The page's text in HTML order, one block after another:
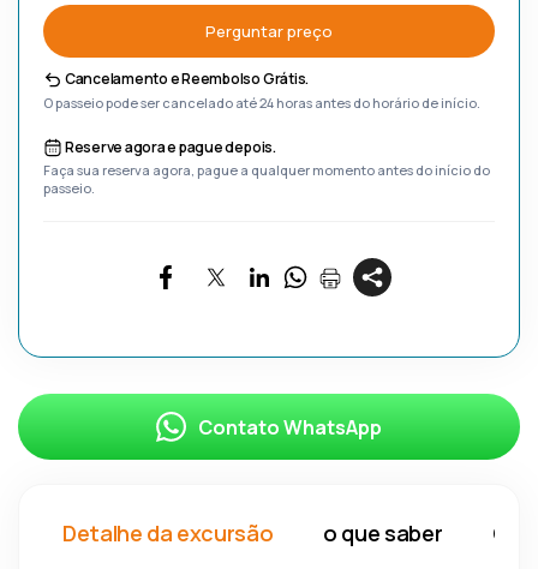
Detalhe da excursão o que saber O
Perguntar preço
Cancelamento e Reembolso Grátis.
O passeio pode ser cancelado até 24 horas antes do horário de início.
Reserve agora e pague depois.
Faça sua reserva agora, pague a qualquer momento antes do início do
passeio.
Contato WhatsApp